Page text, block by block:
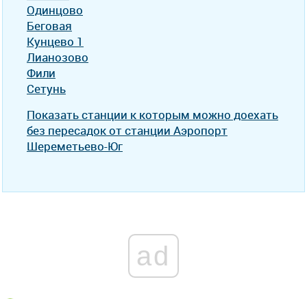
Одинцово
Беговая
Кунцево 1
Лианозово
Фили
Сетунь
Показать станции к которым можно доехать
без пересадок от станции Аэропорт
Шереметьево-Юг
ad